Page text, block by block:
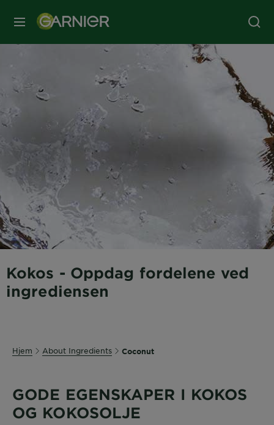
MENY
Kokos - Oppdag fordelene ved
ingrediensen
Hjem About Ingredients Coconut
GODE EGENSKAPER I KOKOS
OG KOKOSOLJE